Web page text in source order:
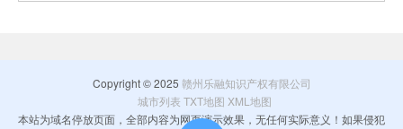
Copyright © 2025 赣州乐融知识产权有限公司
城市列表 TXT地图 XML地图
本站为域名停放页面，全部内容为网页演示效果，无任何实际意义！如果侵犯